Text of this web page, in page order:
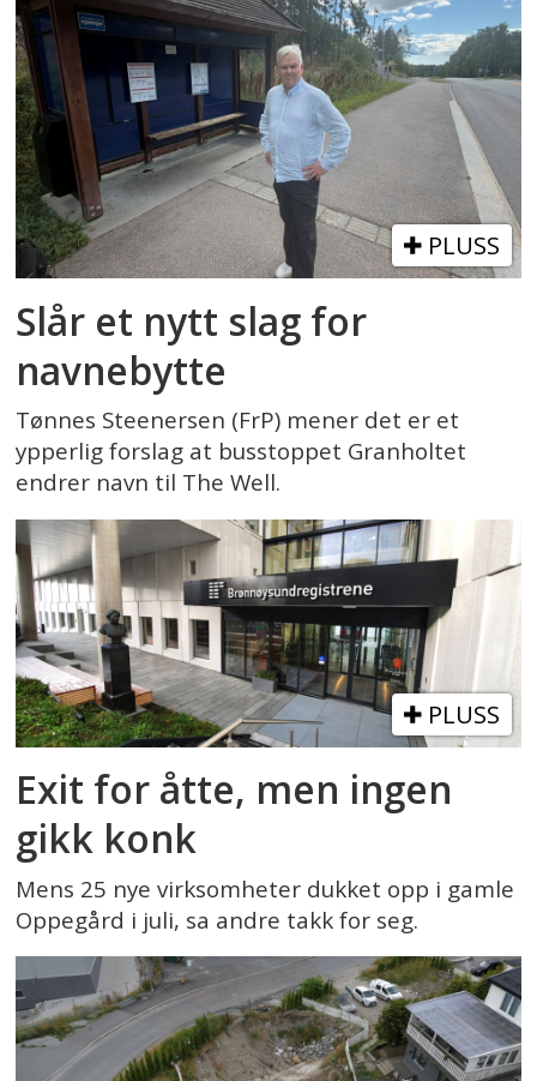
PLUSS
Slår et nytt slag for
navnebytte
Tønnes Steenersen (FrP) mener det er et
ypperlig forslag at busstoppet Granholtet
endrer navn til The Well.
PLUSS
Exit for åtte, men ingen
gikk konk
Mens 25 nye virksomheter dukket opp i gamle
Oppegård i juli, sa andre takk for seg.